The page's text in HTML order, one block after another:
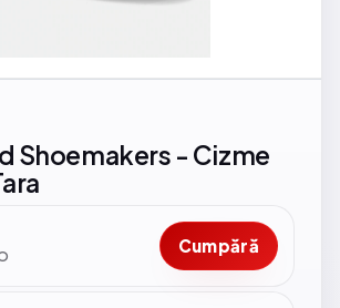
Shoemakers - Cizme
Cumpără